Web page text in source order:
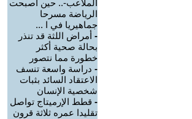
الملاعب-.. حين أصبحت
الرياضة مسرحا
جماهيريا في ا ...
- أمراض اللثة قد تنذر
بحالة صحية أكثر
خطورة مما نتصور
- دراسة واسعة تنسف
الاعتقاد السائد بثبات
شخصية الإنسان
- قطط الإرميتاج تواصل
تقليدا عمره ثلاثة قرون